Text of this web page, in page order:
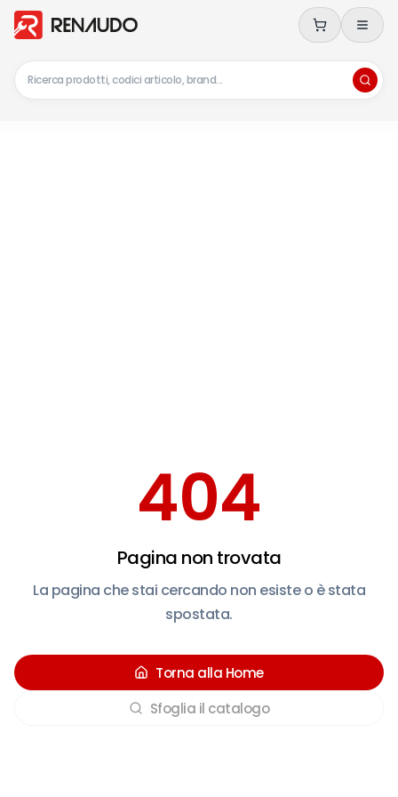
404
Pagina non trovata
La pagina che stai cercando non esiste o è stata
spostata.
Torna alla Home
Sfoglia il catalogo